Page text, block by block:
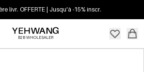
livr. OFFERTE | Jusqu'à -15% inscr.
B2B WHOLESALER